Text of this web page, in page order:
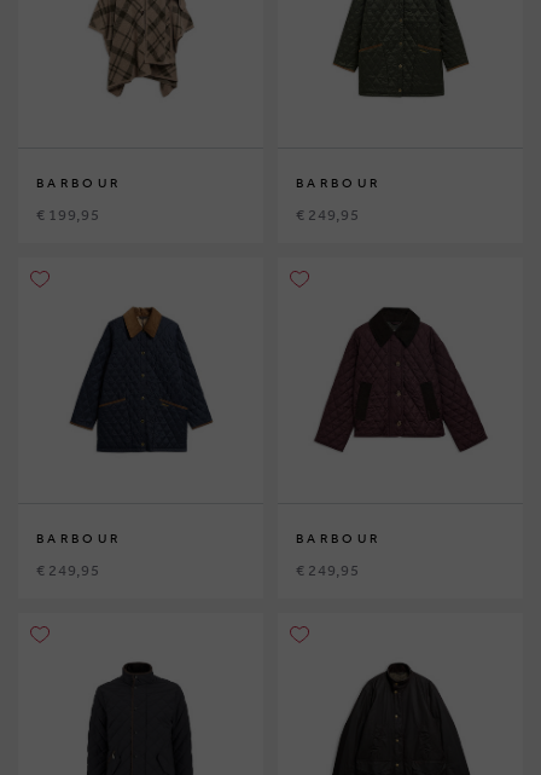
BARBOUR
€ 199,95
BARBOUR
€ 249,95
BARBOUR
€ 249,95
BARBOUR
€ 249,95